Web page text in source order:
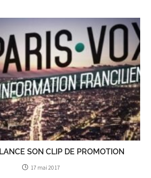
SON CLIP DE PROMOTION
17 mai 2017